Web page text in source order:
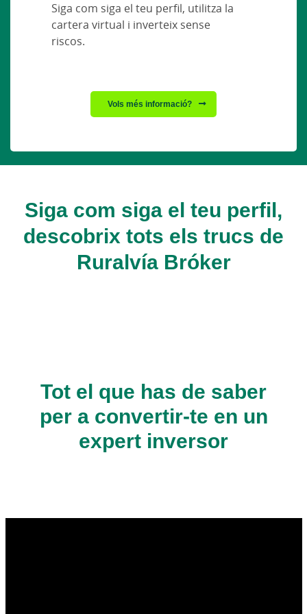
Siga com siga el teu perfil, utilitza la
cartera virtual i inverteix sense
riscos.
Vols més informació?
Siga com siga el teu perfil,
descobrix tots els trucs de
Ruralvía Bróker
Tot el que has de saber
per a convertir-te en un
expert inversor